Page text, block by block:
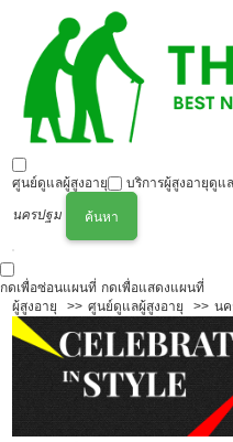
ศูนย์ดูแลผู้สูงอายุ บริการผู้สูงอายุดูแ
นครปฐม
ค้นหา
กดเพื่อซ่อนแผนที่ กดเพื่อแสดงแผนที่
ผู้สูงอายุ
ศูนย์ดูแลผู้สูงอายุ น